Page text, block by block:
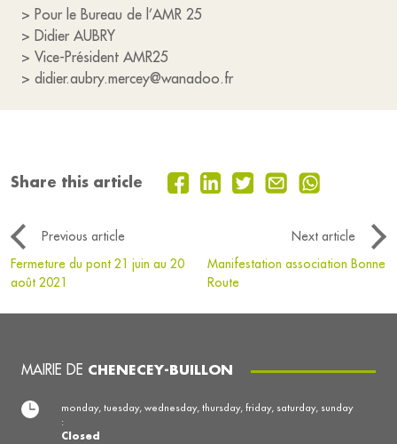
> Pour le Bureau de l’AMR 25
> Didier AUBRY
> Vice-Président AMR25
> didier.aubry.mercey@wanadoo.fr
Share this article
Previous article
Next article
Fermeture du pont 21 juin au 20
août 2021
Manifestation association Bonne
Route
MAIRIE DE CHENECEY-BUILLON
monday, tuesday, wednesday, thursday, friday, saturday, sunday
:
Closed